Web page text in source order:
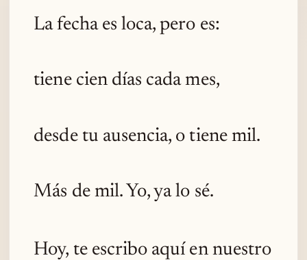
La fecha es loca, pero es:
tiene cien días cada mes,
desde tu ausencia, o tiene mil.
Más de mil. Yo, ya lo sé.
Hoy, te escribo aquí en nuestro